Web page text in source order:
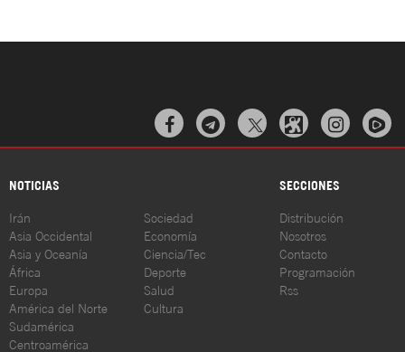
  
NOTICIAS SECCIONES
Irán
Asia Occidental
Asia y Oceanía
África
Europa
América del Norte
Sudamérica
Centroamérica
Sociedad
Economía
Ciencia/Tec
Deporte
Salud
Cultura
Distribución
Nosotros
Contacto
Programación
Rss